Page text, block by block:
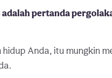
pertanda
Anda, itu mungkin